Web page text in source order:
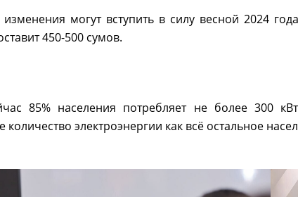
могут вступить в силу весной 2024
450-500 сумов.
85% населения потребляет не более 300
электроэнергии как всё остальное